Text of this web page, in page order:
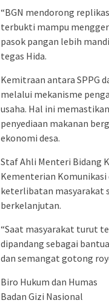
“BGN mendorong
terbukti mampu
pasok pangan lebih
tegas Hida.
Kemitraan antara SPPG
melalui mekanisme
usaha. Hal ini
penyediaan makanan
ekonomi desa.
Staf Ahli Menteri Bidang
Kementerian
keterlibatan masyarakat
berkelanjutan.
“Saat masyarakat turut
dipandang sebagai
dan semangat gotong
Biro Hukum dan Humas
Badan Gizi Nasional